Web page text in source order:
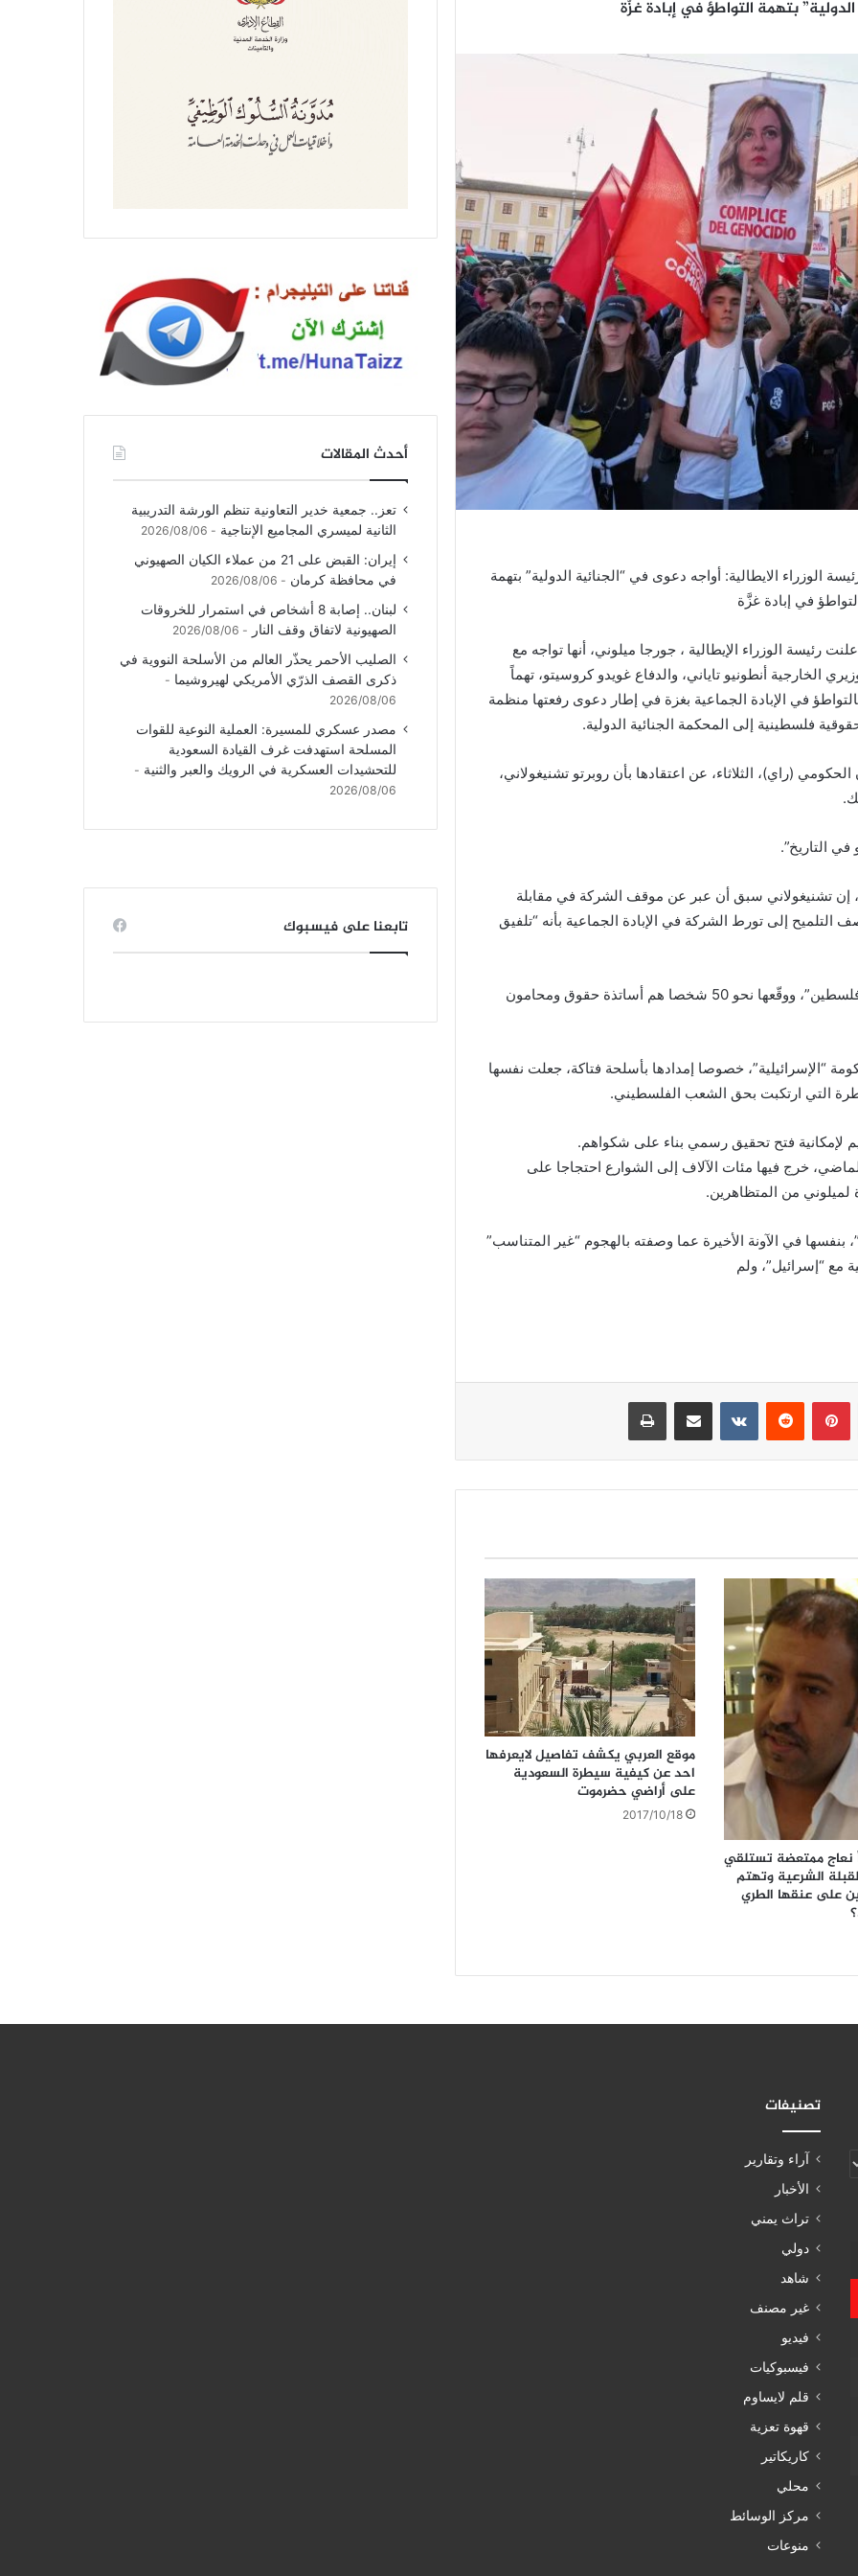
بتهمة التواطؤ في إبادة غزَّة
الوزراء الايطالية: أواجه دعوى في “الجنائية الدولية” بتهمة
في إبادة غزَّة
رئيسة الوزراء الإيطالية ، جورجا ميلوني، أنها تواجه مع
الخارجية أنطونيو تاياني، والدفاع غويدو كروسيتو، تهماً
في الإبادة الجماعية بغزة في إطار دعوى رفعتها منظمة
فلسطينية إلى المحكمة الجنائية الدولية.
(راي)، الثلاثاء، عن اعتقادها بأن روبرتو تشنيغولاني،
التاريخ”.
إن تشنيغولاني سبق أن عبر عن موقف الشركة في مقابلة
إلى تورط الشركة في الإبادة الجماعية بأنه “تلفيق
ورفعت الدعوى مجموعة “محامون وقانونيون من أجل فلسطين”، ووقّعها نحو 50 شخصا هم أساتذة حقوق ومحامون
“الإسرائيلية”، خصوصا إمدادها بأسلحة فتاكة، جعلت نفسها
التي ارتكبت بحق الشعب الفلسطيني.
لإمكانية فتح تحقيق رسمي بناء على شكواهم.
خرج فيها مئات الآلاف إلى الشوارع احتجاجا على
لميلوني من المتظاهرين.
بنفسها في الآونة الأخيرة عما وصفته بالهجوم “غير المتناسب”
مع “إسرائيل”، ولم
بينتيريست مشاركة عبر البريد طباعة
نعاج ممتعضة تستلقي
الشرعية وتهتم
على عنقها الطري
موقع العربي يكشف تفاصيل لايعرفها
احد عن كيفية سيطرة السعودية
على أراضي حضرموت
2017/10/18
أحدث المقالات
تعز.. جمعية خدير التعاونية تنظم الورشة التدريبية
الثانية لميسري المجاميع الإنتاجية
2026/08/06
إيران: القبض على 21 من عملاء الكيان الصهيوني
في محافظة كرمان
2026/08/06
لبنان.. إصابة 8 أشخاص في استمرار للخروقات
الصهيونية لاتفاق وقف النار
2026/08/06
الصليب الأحمر يحذّر العالم من الأسلحة النووية في
ذكرى القصف الذرّي الأمريكي لهيروشيما
2026/08/06
مصدر عسكري للمسيرة: العملية النوعية للقوات
المسلحة استهدفت غرف القيادة السعودية
للتحشيدات العسكرية في الرويك والعبر والثنية
2026/08/06
تابعنا على فيسبوك
تصنيفات
آراء وتقارير
الأخبار
تراث يمني
دولي
شاهد
غير مصنف
فيديو
فيسبوكيات
قلم لايساوم
قهوة تعزية
كاريكاتير
محلي
مركز الوسائط
منوعات